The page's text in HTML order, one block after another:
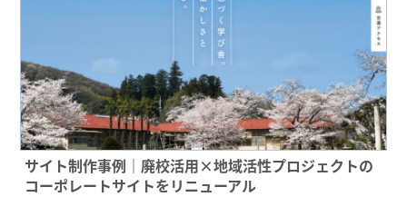
サイト制作事例｜廃校活用×地域活性プロジェクトの
コーポレートサイトをリニューアル